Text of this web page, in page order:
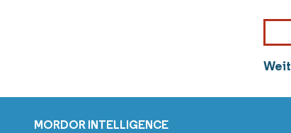
MORDOR INTELLIGENCE